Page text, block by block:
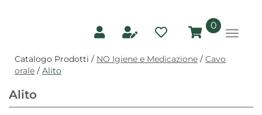
0prodotti
inseriti
Catalogo Prodotti / NO Igiene e Medicazione / Cavo
orale / Alito
Alito